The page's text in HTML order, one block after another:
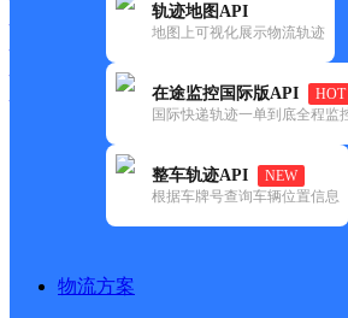
轨迹地图API
地图上可视化展示物流轨迹
在途监控国际版API
HOT
国际快递轨迹一单到底全程监
整车轨迹API
NEW
根据车牌号查询车辆位置信息
物流方案
城市：忻州市 ✕ 快递：韵达速递 ✕
地区:
不限 保德县(1)